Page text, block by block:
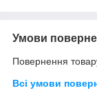
Умови
Повернення
Всі умови